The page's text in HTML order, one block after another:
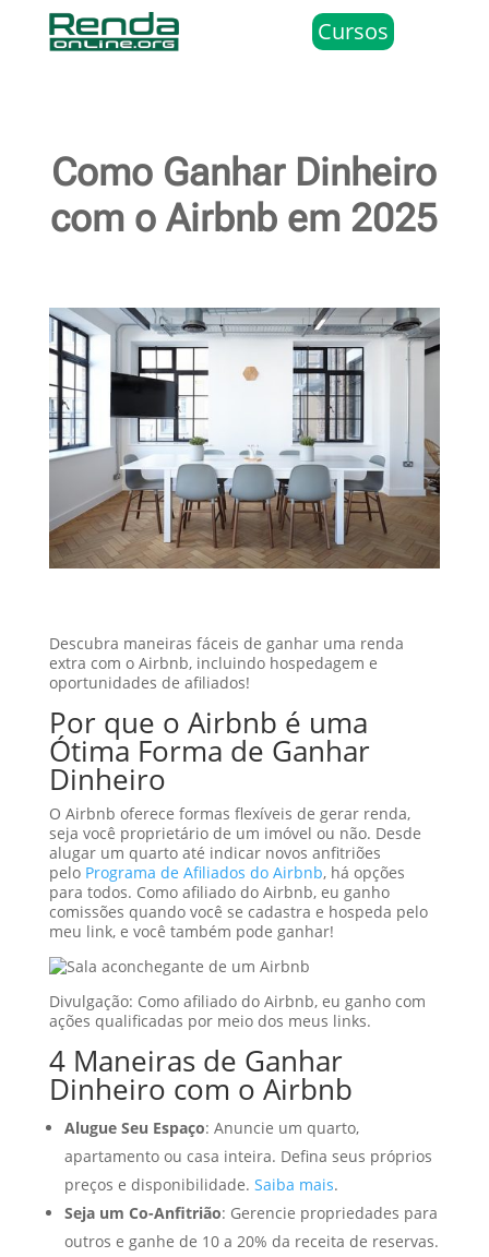
Cursos
Como Ganhar Dinheiro
com o Airbnb em 2025
Descubra maneiras fáceis de ganhar uma renda
extra com o Airbnb, incluindo hospedagem e
oportunidades de afiliados!
Por que o Airbnb é uma
Ótima Forma de Ganhar
Dinheiro
O Airbnb oferece formas flexíveis de gerar renda,
seja você proprietário de um imóvel ou não. Desde
alugar um quarto até indicar novos anfitriões
pelo Programa de Afiliados do Airbnb, há opções
para todos. Como afiliado do Airbnb, eu ganho
comissões quando você se cadastra e hospeda pelo
meu link, e você também pode ganhar!
Divulgação: Como afiliado do Airbnb, eu ganho com
ações qualificadas por meio dos meus links.
4 Maneiras de Ganhar
Dinheiro com o Airbnb
Alugue Seu Espaço: Anuncie um quarto,
apartamento ou casa inteira. Defina seus próprios
preços e disponibilidade. Saiba mais.
Seja um Co-Anfitrião: Gerencie propriedades para
outros e ganhe de 10 a 20% da receita de reservas.